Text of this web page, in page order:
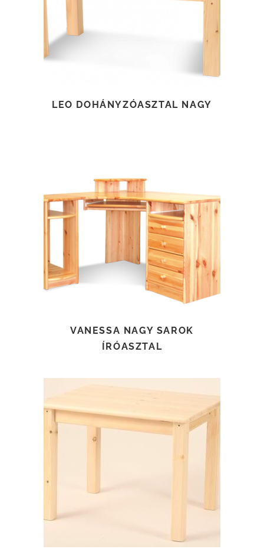
LEO DOHÁNYZÓASZTAL NAGY
TOVÁBB OLVASOM
VANESSA NAGY SAROK
ÍRÓASZTAL